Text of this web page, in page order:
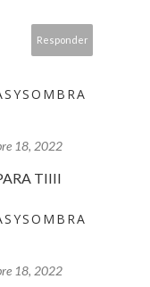
Responder
18, 2022
TIIII
18, 2022